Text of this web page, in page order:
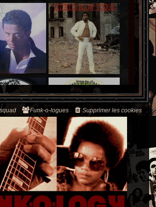
Supprimer les cookies
Funk-o-logues